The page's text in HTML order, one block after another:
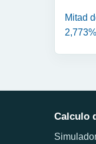
Mitad
2,773%
Calculo